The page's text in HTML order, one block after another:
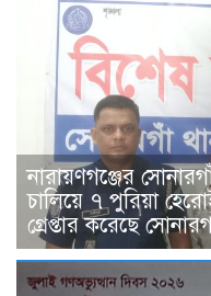
নারায়ণগঞ্জের
চালিয়ে ৭ পুরিয়া
গ্রেপ্তার করেছে